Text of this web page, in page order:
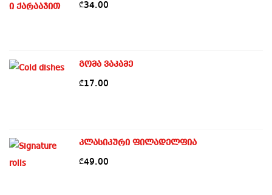
₾34.00
გომა ვაკამე
₾17.00
კლასიკური ფილადელფია
₾49.00